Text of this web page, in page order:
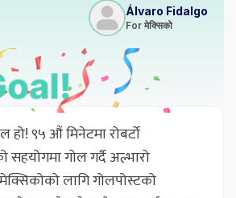
Álvaro Fidalgo
For मेक्सिको
हो! ९५ औं मिनेटमा रोबर्टो
सहयोगमा गोल गर्दै अल्भारो
लागि गोलपोस्टको